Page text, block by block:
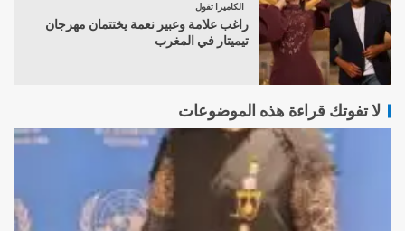
الكاميرا تقول
راغب علامة وعبير نعمة يختتمان مهرجان
تيميتار في المغرب
لا تفوتك قراءة هذه الموضوعات